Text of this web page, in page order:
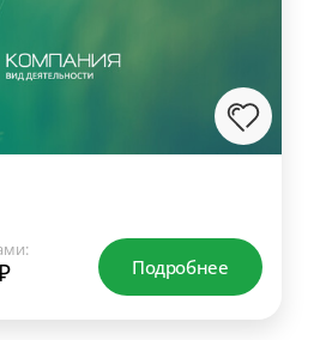
Подробнее